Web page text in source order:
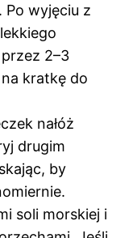
Po wyjęciu z
2–3
kratkę do
nałóż
drugim
by
soli morskiej i